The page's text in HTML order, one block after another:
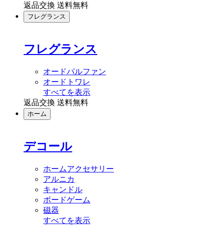
返品交換 送料無料
フレグランス
フレグランス
オードパルファン
オードトワレ
すべてを表示
返品交換 送料無料
ホーム
デコール
ホームアクセサリー
アルニカ
キャンドル
ボードゲーム
磁器
すべてを表示